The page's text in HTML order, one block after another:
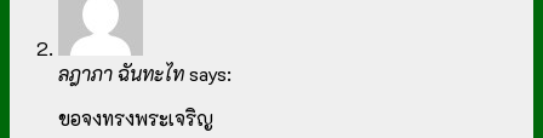
ลฎาภา ฉันทะไทsays:
ขอจงทรงพระเจริญ